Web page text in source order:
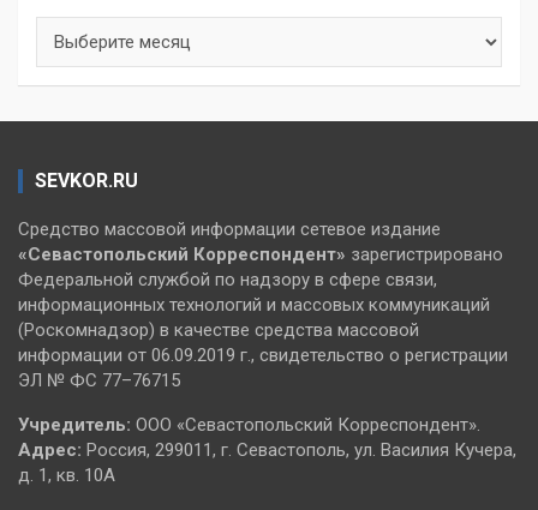
SEVKOR.RU
Средство массовой информации сетевое издание
«Севастопольский Корреспондент» зарегистрировано
Федеральной службой по надзору в сфере связи,
информационных технологий и массовых коммуникаций
(Роскомнадзор) в качестве средства массовой
информации от 06.09.2019 г., свидетельство о регистрации
ЭЛ № ФС 77–76715
Учредитель: ООО «Севастопольский Корреспондент».
Адрес: Россия, 299011, г. Севастополь, ул. Василия Кучера,
д. 1, кв. 10А